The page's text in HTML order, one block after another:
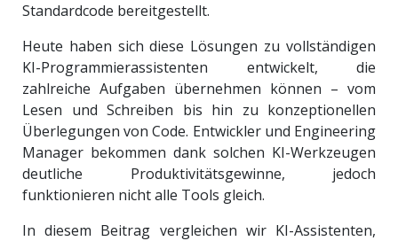
Standardcode bereitgestellt.
Heute haben sich diese Lösungen zu vollständigen
KI-Programmierassistenten entwickelt, die
zahlreiche Aufgaben übernehmen können – vom
Lesen und Schreiben bis hin zu konzeptionellen
Überlegungen von Code. Entwickler und Engineering
Manager bekommen dank solchen KI-Werkzeugen
deutliche Produktivitätsgewinne, jedoch
funktionieren nicht alle Tools gleich.
In diesem Beitrag vergleichen wir KI-Assistenten,